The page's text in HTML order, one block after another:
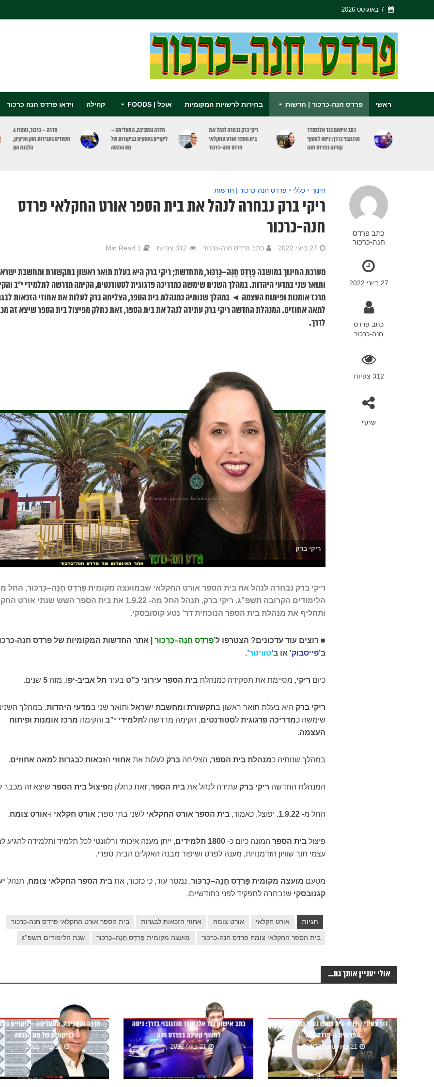
7 באוגוסט 2026
ראשי פרדס חנה-כרכור | חדשות בחירות לרשויות המקומיות אוכל | FOODS קהילה וידאו פרדס חנה כרכור
כתב אישום נגד אלכסנדר
מוזגובוי בדרך: ניסה לחטוף
קטינה בפרדס חנה
ריקי ברק נבחרה לנהל את
בית הספר אורט החקלאי
פרדס חנה-כרכור
חדרה והסביבה, המעלימה –
ליקויים בעסקים בביקורות של
מס הכנסה
חשודים בעבירות חוק הניקיון,
הלבנת הון
פרדס חנה
הכנת תכנית
כתב פרדס
חנה-כרכור
27 ביוני 2022
כתב פרדס
חנה-כרכור
312 צפיות
שתף
חינוך • כללי • פרדס חנה-כרכור | חדשות
ריקי ברק נבחרה לנהל את בית הספר אורט החקלאי פרדס
חנה-כרכור
27 ביוני 2022 כתב פרדס חנה-כרכור 312 צפיות 1 Min Read
מערכת החינוך במושבה פַּרְדֵּס חַנָּה–כַּרְכּוּר, מתחדשת; ריקי ברק היא בעלת תואר ראשון בתקשורת ומחשבת
ותואר שני במדעי היהדות. במהלך השנים שימשה כמדריכה פדגוגית לסטודנטים, הקימה מדרשה לתלמידי י"ב
מרכז אומנות ופיתוח העצמה ◄ במהלך שנותיה כמנהלת בית הספר, הצליחה ברק לעלות את אחוזי הזכאות
למאה אחוזים. המנהלת החדשה ריקי ברק עתידה לנהל את בית הספר, זאת כחלק מפיצול בית הספר שיצא זה
לדרך.
ריקי ברק
ריקי ברק נבחרה לנהל את בית הספר אורט החקלאי שבמועצה מקומית פַּרְדֵּס חַנָּה–כַּרְכּוּר, החל
הלימודים הקרובה תשפ"ג. ריקי ברק, תנהל החל מה- 1.9.22 את בית הספר השש שנתי
ותחליף את מנהלת בית הספר הנוכחית דר’ נטע קוסובסקי.
■ רוצים עוד עדכונים? הצטרפו ל’פַּרְדֵּס חַנָּה–כַּרְכּוּר
אתר החדשות המקומיות של פרדס חנה-
ב’פייסבוק’ או ב’טוויטר’
.
כיום ריקי, מסיימת את תפקידה כמנהלתבית הספר עירוני כ”ט בעיר תל אביב-יפו, מזה5 שנים.
ריקי ברק היא בעלת תואר ראשון בתקשורת ומחשבת ישראל ותואר שני במדעי היהדות. במהלך
שימשה כמדריכה פדגוגית לסטודנטים, הקימה מדרשה לתלמידי י”ב והקימה מרכז אומנות ופיתוח
העצמה.
במהלך שנותיה כמנהלת בית הספר, הצליחהברקלעלות את אחוזי הזכאות לבגרות למאה אחוזים.
המנהלת החדשה ריקי ברקעתידה לנהל אתבית הספר, זאת כחלק מפיצול בית הספר שיצא זה מכבר
החל מ-1.9.22, יפוצל, כאמור,בית הספר אורט החקלאי לשני בתי ספר; אורט חקלאי ו-אורט צומח.
פיצולבית הספר המונה כיום כ-1800 תלמידים
, ייתן מענה איכותי ורלוונטי לכל תלמיד ותלמידה להגיע
עצמי תוך שוויון הזדמנויות, מענה לפרט ושיפור מבנה האקלים הבית ספרי.
מטעם מועצה מקומית פַּרְדֵּס חַנָּה–כַּרְכּוּר, נמסר עוד, כי כזכור, אתבית הספר החקלאי צומח, תנהל
קגנובסקי שנבחרה לתפקיד לפני כחודשיים.
תגיות אורט חקלאי אורט צומח אחוזי הזכאות לבגרות בית הספר אורט החקלאי פרדס חנה-כרכור
בית הספר החקלאי צומח פרדס חנה-כרכור מועצה מקומית פַּרְדֵּס חַנָּה–כַּרְכּוּר שנת הלימודים תשפ''ג
אולי יעניין אותך גם...
דוד צעידי (11) מ-בית שמש נעדר כשעזב את
הפנימיה ב-פרדס חנה
21 באוקטובר 2022
כתב אישום נגד אלכסנדר מוזגובוי בדרך: ניסה
לחטוף קטינה בפרדס חנה
21 ביולי 2022
חדרה והסביבה, המעלימה – ליקויים
בביקורות של מס הכנסה
19 ביולי 2021